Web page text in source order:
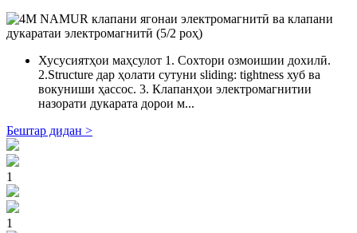
Хусусиятҳои маҳсулот 1. Сохтори озмоишии дохилӣ.
2.Structure дар ҳолати сутуни sliding: tightness хуб ва
вокуниши ҳассос. 3. Клапанҳои электромагнитии
назорати дукарата дорои м...
Бештар дидан >
1
1